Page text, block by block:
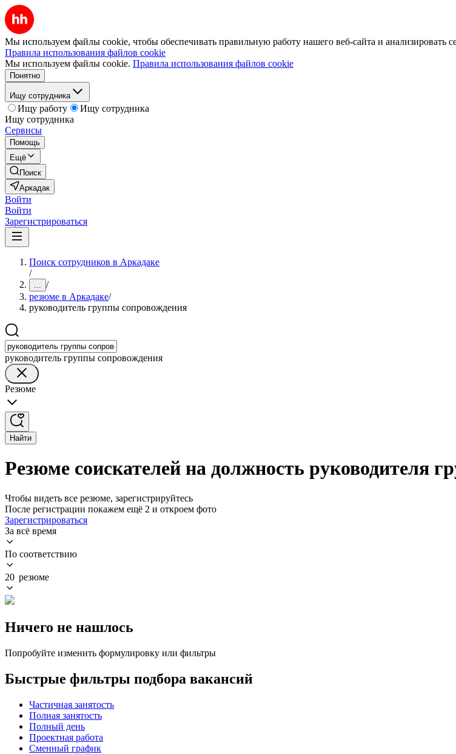
Мы используем файлы cookie, чтобы обеспечивать правильную работу нашего веб-сайта и анализировать
Правила использования файлов cookie
Мы используем файлы cookie. Правила использования файлов cookie
Понятно
Ищу сотрудника
Ищу работу
Ищу сотрудника
Ищу сотрудника
Сервисы
Помощь
Ещё
Поиск
Аркадак
Войти
Войти
Зарегистрироваться
Поиск сотрудников в Аркадаке
/
... /
резюме в Аркадаке/
руководитель группы сопровождения
руководитель группы сопровождения
Резюме
Найти
Резюме соискателей на должность руководителя
Чтобы видеть все резюме, зарегистрируйтесь
После регистрации покажем ещё 2 и откроем фото
Зарегистрироваться
За всё время
По соответствию
20 резюме
Ничего не нашлось
Попробуйте изменить формулировку или фильтры
Быстрые фильтры подбора вакансий
Частичная занятость
Полная занятость
Полный день
Проектная работа
Сменный график